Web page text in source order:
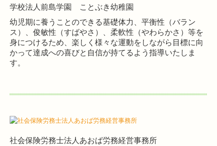
学校法人前島学園 ことぶき幼稚園
幼児期に養うことのできる基礎体力、平衡性（バラン
ス）、俊敏性（すばやさ）、柔軟性（やわらかさ）等を
身につけるため、楽しく様々な運動をしながら目標に向
かって達成への喜びと自信が持てるよう指導いたしま
す。
社会保険労務士法人あおば労務経営事務所